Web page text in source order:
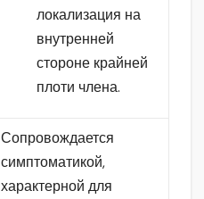
локализация на
внутренней
стороне крайней
плоти члена.
Сопровождается
симптоматикой,
характерной для